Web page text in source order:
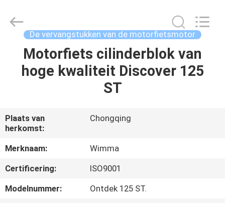
THUIS
VIDEO'S
OVER
ONS
Spare
Parts
De vervangstukken van de motorfietsmotor
Motorfiets cilinderblok van
hoge kwaliteit Discover 125
ST
Plaats van
herkomst:
Chongqing
Merknaam:
Wimma
Certificering:
ISO9001
Modelnummer:
Ontdek 125 ST.